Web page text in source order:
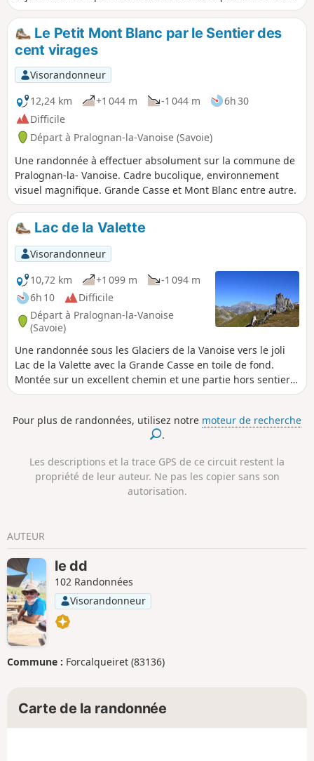
la vallée de Chavière, depuis le sentier balcon. Petit lac sur
ce sentier qui permet une halte sympa pour les enfants.
Le Petit Mont Blanc par le Sentier des
cent virages
Visorandonneur
12,24 km
+1 044 m -1 044 m
6h 30
Difficile
Départ à Pralognan-la-Vanoise (Savoie)
Une randonnée à effectuer absolument sur la commune de
Pralognan-la- Vanoise. Cadre bucolique, environnement
visuel magnifique. Grande Casse et Mont Blanc entre autre.
Lac de la Valette
Visorandonneur
10,72 km
+1 099 m
-1 094 m
6h 10
Difficile
Départ à Pralognan-la-Vanoise
(Savoie)
Une randonnée sous les Glaciers de la Vanoise vers le joli
Lac de la Valette avec la Grande Casse en toile de fond.
Montée sur un excellent chemin et une partie hors sentier
avec toujours une vue magnifique.
Pour plus de randonnées, utilisez notre moteur de recherche
.
Les descriptions et la trace GPS de ce circuit restent la
propriété de leur auteur. Ne pas les copier sans son
autorisation.
AUTEUR
le dd
102 Randonnées
Visorandonneur
Commune : Forcalqueiret (83136)
Carte de la randonnée